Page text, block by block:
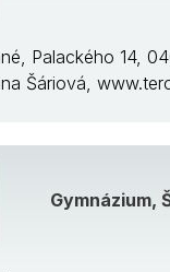
Palackého 14,
Šáriová,
Gymnázium,